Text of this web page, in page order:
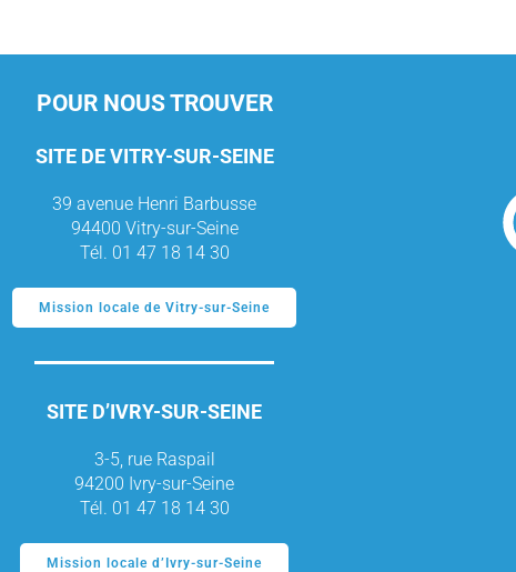
POUR NOUS TROUVER
SITE DE VITRY-SUR-SEINE
39 avenue Henri Barbusse
94400 Vitry-sur-Seine
Tél. 01 47 18 14 30
Mission locale de Vitry-sur-Seine
SITE D’IVRY-SUR-SEINE
3-5, rue Raspail
94200 Ivry-sur-Seine
Tél. 01 47 18 14 30
Mission locale d’Ivry-sur-Seine